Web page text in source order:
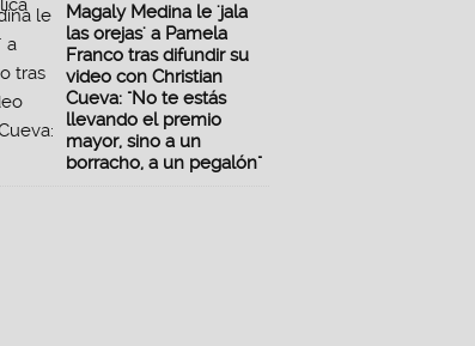
Magaly Medina le 'jala
las orejas' a Pamela
Franco tras difundir su
video con Christian
Cueva: "No te estás
llevando el premio
mayor, sino a un
borracho, a un pegalón"